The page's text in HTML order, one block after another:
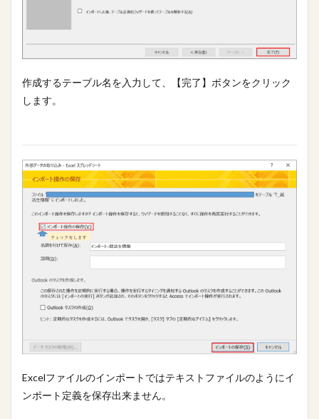
作成するテーブル名を入力して、【完了】ボタンをクリック
します。
Excelファイルのインポートではテキストファイルのようにイ
ンポート定義を保存出来ません。